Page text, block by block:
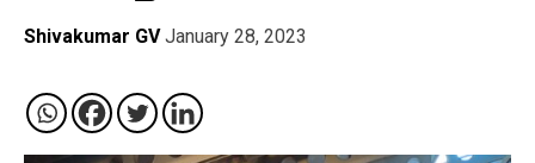
Shivakumar GV January 28, 2023